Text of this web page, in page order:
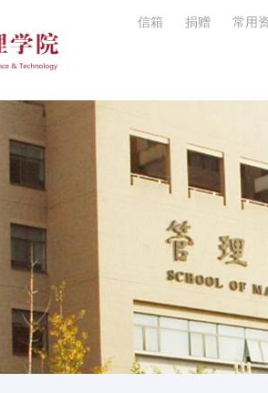
信箱 捐赠 常用